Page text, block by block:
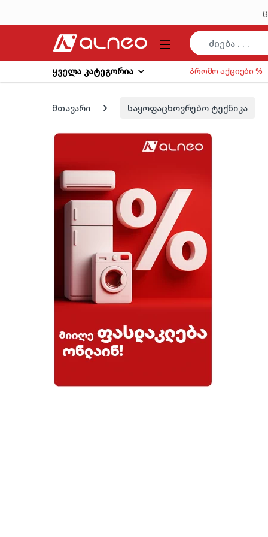
ყველა კატეგორია პრომო აქციები %
მთავარი საყოფაცხოვრებო ტექნიკა